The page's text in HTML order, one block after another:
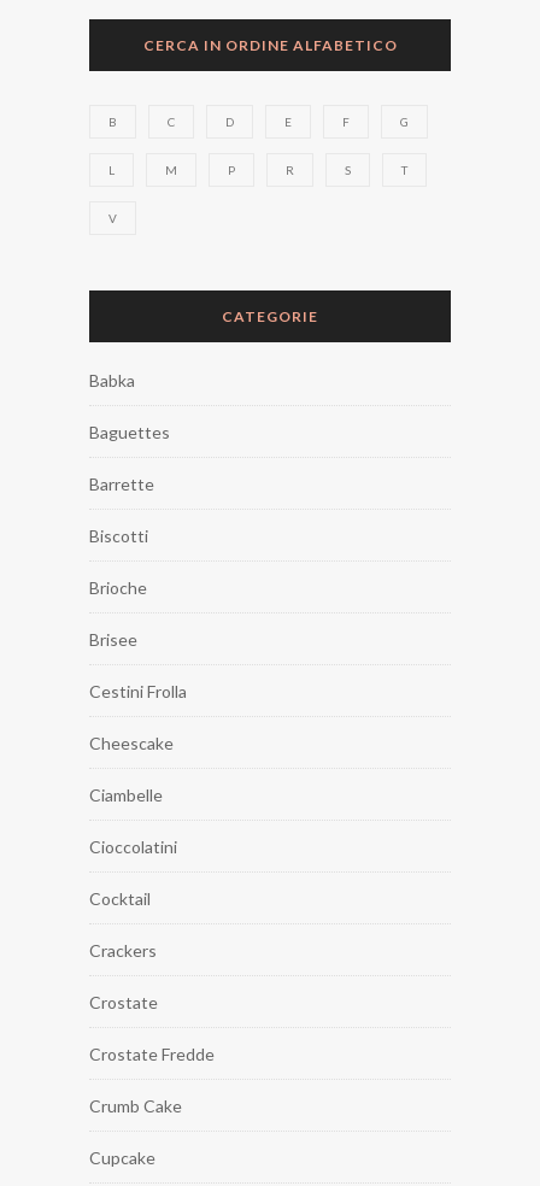
CERCA IN ORDINE ALFABETICO
B C D E F G
L M P R S T
V
CATEGORIE
Babka
Baguettes
Barrette
Biscotti
Brioche
Brisee
Cestini Frolla
Cheescake
Ciambelle
Cioccolatini
Cocktail
Crackers
Crostate
Crostate Fredde
Crumb Cake
Cupcake